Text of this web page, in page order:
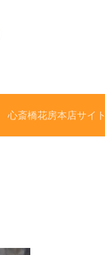
心斎橋花房本店サイト